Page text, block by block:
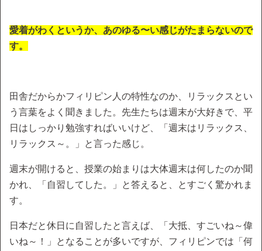
愛着がわくというか、あのゆる〜い感じがたまらないので
す。
田舎だからかフィリピン人の特性なのか、リラックスとい
う言葉をよく聞きました。先生たちは週末が大好きで、平
日はしっかり勉強すればいいけど、「週末はリラックス、
リラックス～。」と言った感じ。
週末が開けると、授業の始まりは大体週末は何したのか聞
かれ、「自習してした。」と答えると、とすごく驚かれま
す。
日本だと休日に自習したと言えば、「大抵、すごいね～偉
いね～！」となることが多いですが、フィリピンでは「何